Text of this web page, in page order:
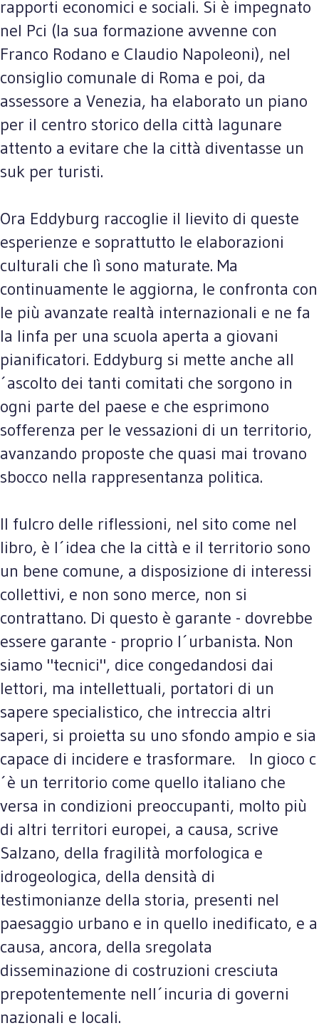
rapporti economici e sociali. Si è impegnato
nel Pci (la sua formazione avvenne con
Franco Rodano e Claudio Napoleoni), nel
consiglio comunale di Roma e poi, da
assessore a Venezia, ha elaborato un piano
per il centro storico della città lagunare
attento a evitare che la città diventasse un
suk per turisti.
Ora Eddyburg raccoglie il lievito di queste
esperienze e soprattutto le elaborazioni
culturali che lì sono maturate. Ma
continuamente le aggiorna, le confronta con
le più avanzate realtà internazionali e ne fa
la linfa per una scuola aperta a giovani
pianificatori. Eddyburg si mette anche all
´ascolto dei tanti comitati che sorgono in
ogni parte del paese e che esprimono
sofferenza per le vessazioni di un territorio,
avanzando proposte che quasi mai trovano
sbocco nella rappresentanza politica.
Il fulcro delle riflessioni, nel sito come nel
libro, è l´idea che la città e il territorio sono
un bene comune, a disposizione di interessi
collettivi, e non sono merce, non si
contrattano. Di questo è garante - dovrebbe
essere garante - proprio l´urbanista. Non
siamo "tecnici", dice congedandosi dai
lettori, ma intellettuali, portatori di un
sapere specialistico, che intreccia altri
saperi, si proietta su uno sfondo ampio e sia
capace di incidere e trasformare. In gioco c
´è un territorio come quello italiano che
versa in condizioni preoccupanti, molto più
di altri territori europei, a causa, scrive
Salzano, della fragilità morfologica e
idrogeologica, della densità di
testimonianze della storia, presenti nel
paesaggio urbano e in quello inedificato, e a
causa, ancora, della sregolata
disseminazione di costruzioni cresciuta
prepotentemente nell´incuria di governi
nazionali e locali.